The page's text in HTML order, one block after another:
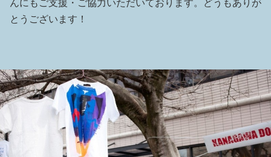
んにもご支援・ご協力いただいております。どうもありが
とうございます！